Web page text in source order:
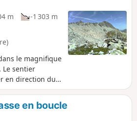
m
-1 303 m
le magnifique
Le sentier
en direction du
d'Aiguebelle.
le Pas de la
du mignon lac
en boucle